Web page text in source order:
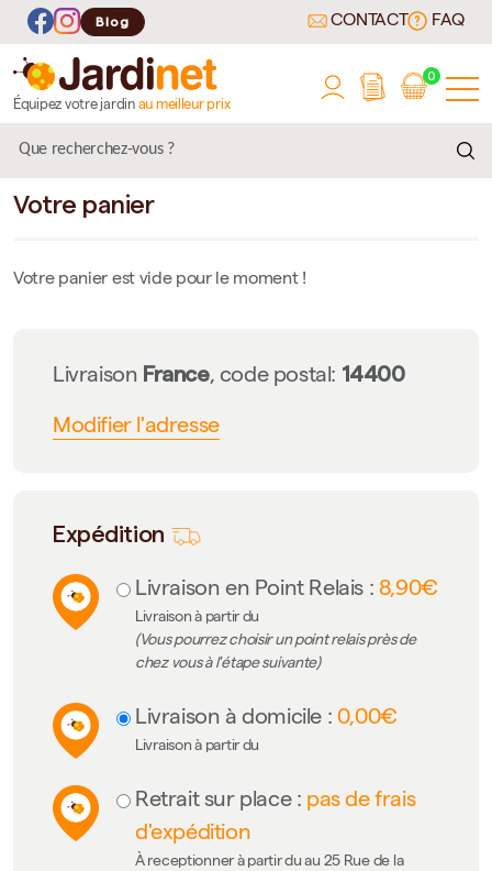
Blog CONTACT FAQ
Équipez votre jardin au meilleur prix
0
Votre panier
Votre panier est vide pour le moment !
Livraison France, code postal: 14400
Modifier l'adresse
Expédition
Livraison en Point Relais : 8,90€
Livraison à partir du
(Vous pourrez choisir un point relais près de
chez vous à l'étape suivante)
Livraison à domicile : 0,00€
Livraison à partir du
Retrait sur place : pas de frais
d'expédition
À receptionner à partir du au 25 Rue de la